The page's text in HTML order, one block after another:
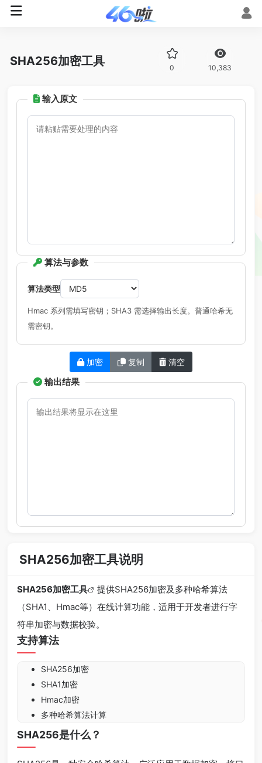
SHA256加密工具 0 10,383
输入原文
算法与参数
算法类型
Hmac 系列需填写密钥；SHA3 需选择输出长度。普通哈希无
需密钥。
加密 复制 清空
输出结果
SHA256加密工具说明
SHA256加密工具
提供SHA256加密及多种哈希算法
（SHA1、Hmac等）在线计算功能，适用于开发者进行字
符串加密与数据校验。
支持算法
SHA256加密
SHA1加密
Hmac加密
多种哈希算法计算
SHA256是什么？